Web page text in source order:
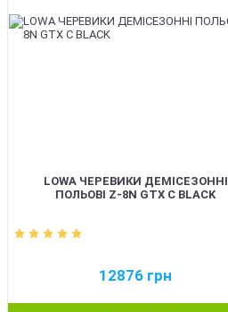
LOWA ЧЕРЕВИКИ ДЕМІСЕЗОННІ
ПОЛЬОВІ Z-8N GTX C BLACK
12876 грн